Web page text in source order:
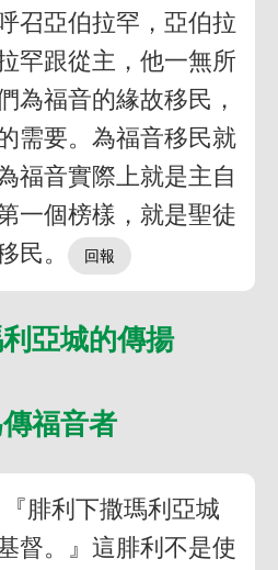
召亞伯拉罕，亞伯拉
罕跟從主，他一無所
為福音的緣故移民，
需要。為福音移民就
福音實際上就是主自
一個榜樣，就是聖徒
民。
亞城的傳揚
福音者
腓利下撒瑪利亞城
督。』這腓利不是使